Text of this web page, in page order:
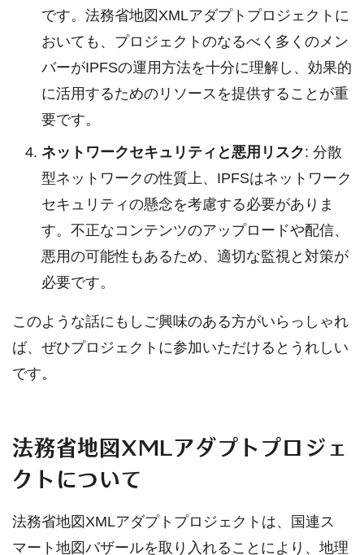
です。法務省地図XMLアダプトプロジェクトに
おいても、プロジェクトのなるべく多くのメン
バーがIPFSの運用方法を十分に理解し、効果的
に活用するためのリソースを提供することが重
要です。
ネットワークセキュリティと悪用リスク: 分散
型ネットワークの性質上、IPFSはネットワーク
セキュリティの懸念を考慮する必要がありま
す。不正なコンテンツのアップロードや配信、
悪用の可能性もあるため、適切な監視と対策が
必要です。
このような話にもしご興味のある方がいらっしゃれ
ば、ぜひプロジェクトに参加いただけるとうれしい
です。
法務省地図XMLアダプトプロジェ
クトについて
法務省地図XMLアダプトプロジェクトは、国連ス
マート地図バザールを取り入れることにより、地理